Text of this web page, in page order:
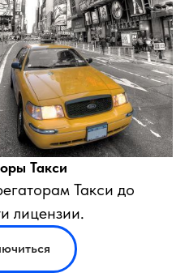
Такси
Такси до
лицензии.